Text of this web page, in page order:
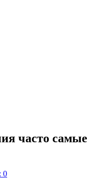
часто самые
0